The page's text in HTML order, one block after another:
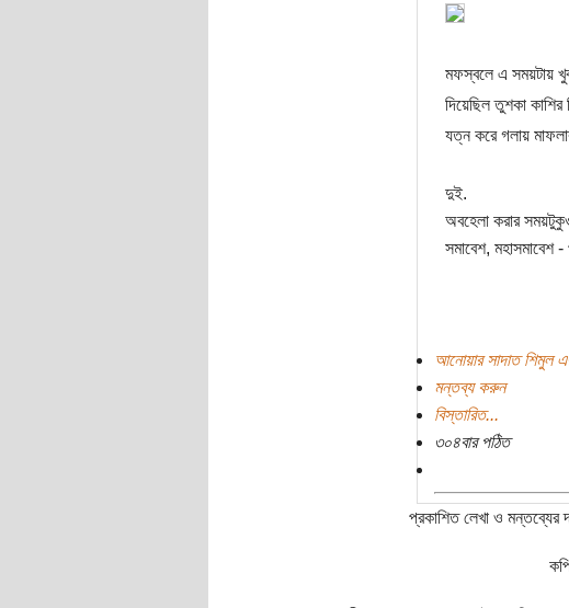
মফস্বলে এ সময়টায়
দিয়েছিল তুশকা কাশির
যত্ন করে গলায়
দুই.
অবহেলা করার
সমাবেশ, মহাসমাবেশ
আনোয়ার সাদাত শিমুল
মন্তব্য করুন
বিস্তারিত...
৩০৪বার পঠিত
প্রকাশিত লেখা ও মন্তব্যের